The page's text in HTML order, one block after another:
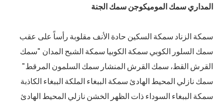
المداري سمك الموميكوجن سمك الجنة
سمكة الزناد سمكة السكين حادة الأنف مقلوبة رأساً على عقب
سمك السلور الكوبي سمكة الكوبيا سمكة الشبح المدان "سمك
القرش القط، سمك القرش المنشار سمك السلمون المرقط"
سمك نازلي المحيط الهادئ سمكة الببغاء الملكة الببغاء الكاذبة
سمكة الببغاء السوداء ذات الظهر الخشن نازلي المحيط الهادئ